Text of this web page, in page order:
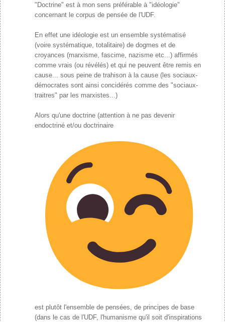
"Doctrine" est à mon sens préférable à "idéologie"
concernant le corpus de pensée de l'UDF.
En effet une idéologie est un ensemble systématisé
(voire systématique, totalitaire) de dogmes et de
croyances (marxisme, fascime, nazisme etc...) affirmés
comme vrais (ou révélés) et qui ne peuvent être remis en
cause... sous peine de trahison à la cause (les sociaux-
démocrates sont ainsi concidérés comme des "sociaux-
traitres" par les marxistes...)
Alors qu'une doctrine (attention à ne pas devenir
endoctriné et/ou doctrinaire
est plutôt l'ensemble de pensées, de principes de base
(dans le cas de l'UDF, l'humanisme qu'il soit d'inspirations